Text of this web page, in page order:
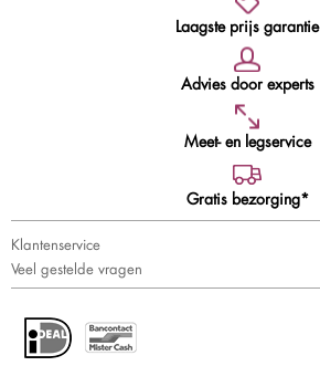
Laagste prijs garantie
Advies door experts
Meet- en legservice
Gratis bezorging*
Klantenservice
Veel gestelde vragen